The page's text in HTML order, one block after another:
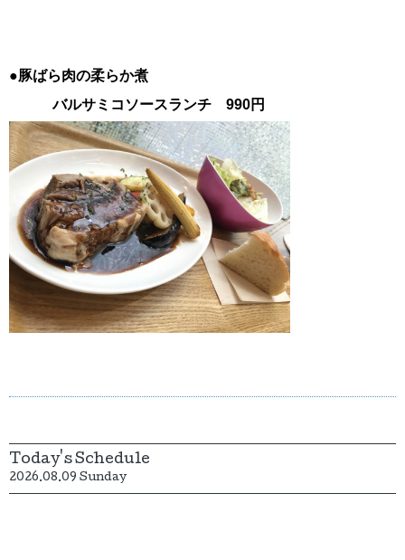
●豚ばら肉の柔らか煮
バルサミコソースランチ 990円
Today's Schedule
2026.08.09 Sunday